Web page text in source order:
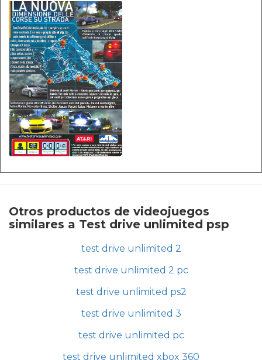
Otros productos de videojuegos
similares a Test drive unlimited psp
test drive unlimited 2
test drive unlimited 2 pc
test drive unlimited ps2
test drive unlimited 3
test drive unlimited pc
test drive unlimited xbox 360